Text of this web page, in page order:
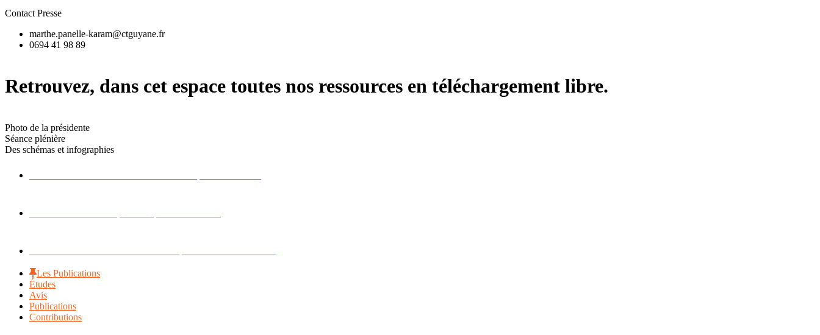
Contact Presse
marthe.panelle-karam@ctguyane.fr
0694 41 98 89
Retrouvez, dans cet espace toutes nos ressources en téléchargement libre.
Photo de la présidente
Séance plénière
Des schémas et infographies
Les Publications
Études
Avis
Publications
Contributions